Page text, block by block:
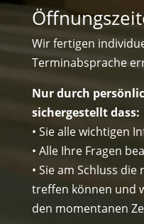
Wir fertigen
Terminabsprache
Nur durch
sichergestellt dass:
• Sie alle wichtigen
• Alle Ihre Fragen
• Sie am Schluss
treffen können und
den momentanen